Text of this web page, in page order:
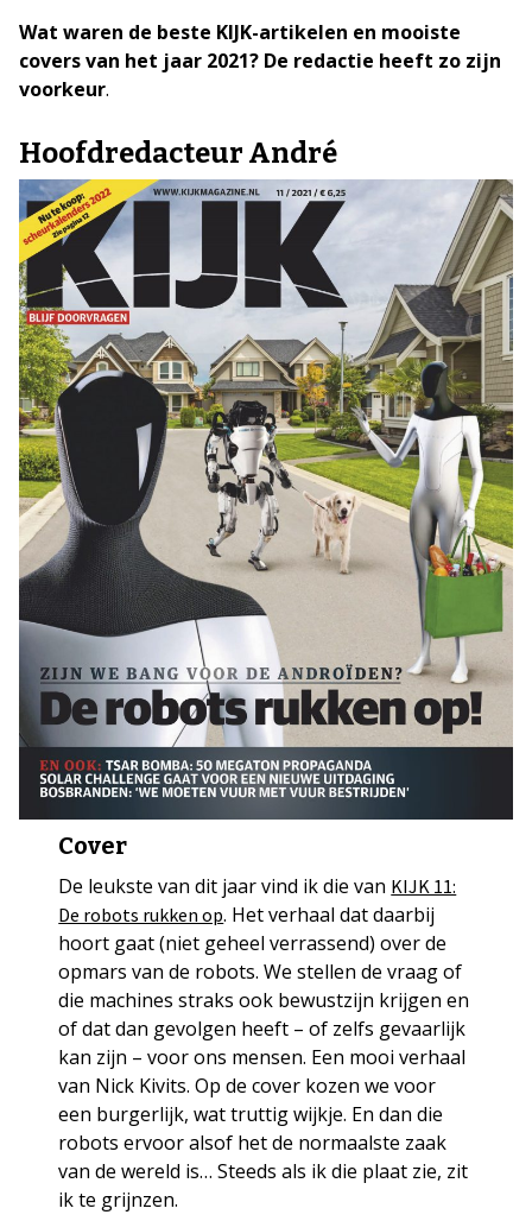
Wat waren de beste KIJK-artikelen en mooiste
covers van het jaar 2021? De redactie heeft zo zijn
voorkeur.
Hoofdredacteur André
Cover
De leukste van dit jaar vind ik die van KIJK 11:
De robots rukken op. Het verhaal dat daarbij
hoort gaat (niet geheel verrassend) over de
opmars van de robots. We stellen de vraag of
die machines straks ook bewustzijn krijgen en
of dat dan gevolgen heeft – of zelfs gevaarlijk
kan zijn – voor ons mensen. Een mooi verhaal
van Nick Kivits. Op de cover kozen we voor
een burgerlijk, wat truttig wijkje. En dan die
robots ervoor alsof het de normaalste zaak
van de wereld is… Steeds als ik die plaat zie, zit
ik te grijnzen.